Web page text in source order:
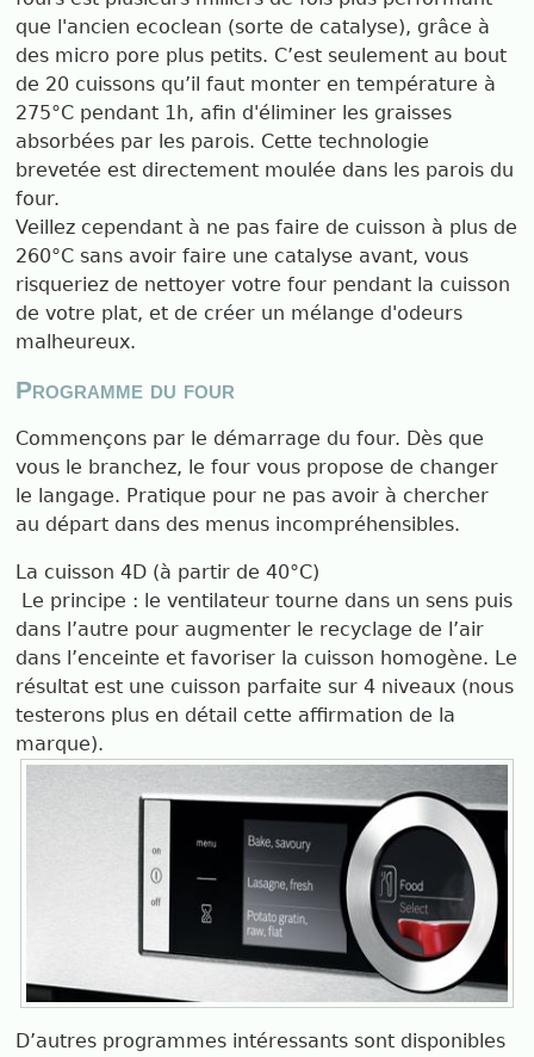
que l'ancien ecoclean (sorte de catalyse), grâce à
des micro pore plus petits. C’est seulement au bout
de 20 cuissons qu’il faut monter en température à
275°C pendant 1h, afin d'éliminer les graisses
absorbées par les parois. Cette technologie
brevetée est directement moulée dans les parois du
four.
Veillez cependant à ne pas faire de cuisson à plus de
260°C sans avoir faire une catalyse avant, vous
risqueriez de nettoyer votre four pendant la cuisson
de votre plat, et de créer un mélange d'odeurs
malheureux.
Programme du four
Commençons par le démarrage du four. Dès que
vous le branchez, le four vous propose de changer
le langage. Pratique pour ne pas avoir à chercher
au départ dans des menus incompréhensibles.
La cuisson 4D (à partir de 40°C)
Le principe : le ventilateur tourne dans un sens puis
dans l’autre pour augmenter le recyclage de l’air
dans l’enceinte et favoriser la cuisson homogène. Le
résultat est une cuisson parfaite sur 4 niveaux (nous
testerons plus en détail cette affirmation de la
marque).
D’autres programmes intéressants sont disponibles